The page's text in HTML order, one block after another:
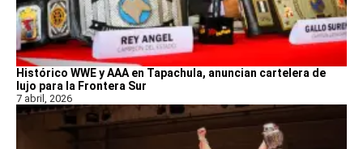
Histórico WWE y AAA en Tapachula, anuncian cartelera de
lujo para la Frontera Sur
7 abril, 2026